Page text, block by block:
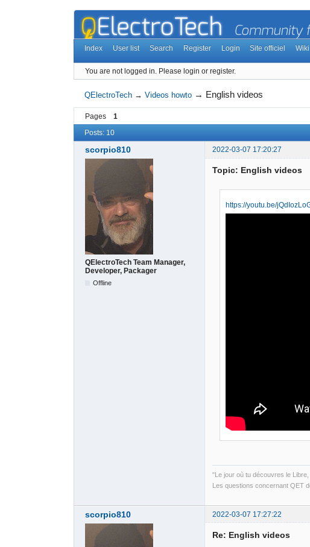
Index User list Search Register Login Site officiel Wiki
You are not logged in. Please login or register.
QElectroTech →Videos howto → English videos
Pages 1
Posts: 10
scorpio810 2022-03-07 17:20:27
QElectroTech Team Manager,
Developer, Packager
Offline
Topic: English videos
https://youtu.be/
"Le jour où tu découvres le
Les questions concernant QET
scorpio810 2022-03-07 17:27:22
Re: English videos